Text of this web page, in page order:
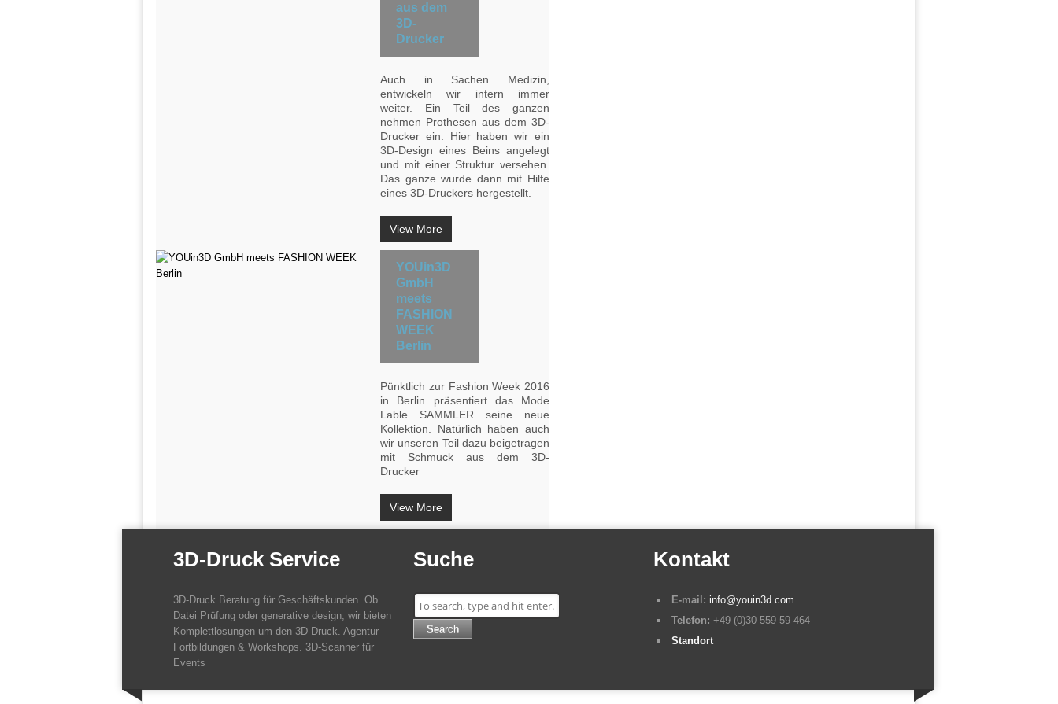
aus dem
3D-
Drucker
Auch in Sachen Medizin,
entwickeln wir intern immer
weiter. Ein Teil des ganzen
nehmen Prothesen aus dem 3D-
Drucker ein. Hier haben wir ein
3D-Design eines Beins angelegt
und mit einer Struktur versehen.
Das ganze wurde dann mit Hilfe
eines 3D-Druckers hergestellt.
View More
YOUin3D
GmbH
meets
FASHION
WEEK
Berlin
Pünktlich zur Fashion Week 2016
in Berlin präsentiert das Mode
Lable SAMMLER seine neue
Kollektion. Natürlich haben auch
wir unseren Teil dazu beigetragen
mit Schmuck aus dem 3D-
Drucker
View More
3D-Druck Service
3D-Druck Beratung für Geschäftskunden. Ob
Datei Prüfung oder generative design, wir bieten
Komplettlösungen um den 3D-Druck. Agentur
Fortbildungen & Workshops. 3D-Scanner für
Events
Suche
Search
Kontakt
E-mail: info@youin3d.com
Telefon: +49 (0)30 559 59 464
Standort